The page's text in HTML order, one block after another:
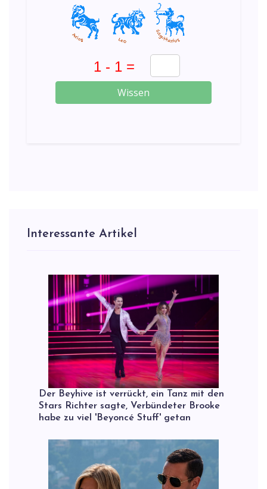
Wissen
Interessante Artikel
Der Beyhive ist verrückt, ein Tanz mit den
Stars Richter sagte, Verbündeter Brooke
habe zu viel 'Beyoncé Stuff' getan